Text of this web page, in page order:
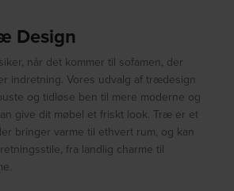
Design
når det kommer til sofamen, der
indretning. Vores udvalg af trædesign
og tidløse ben til mere moderne og
give dit møbel et friskt look. Træ er et
bringer varme til ethvert rum, og kan
fra landlig charme til